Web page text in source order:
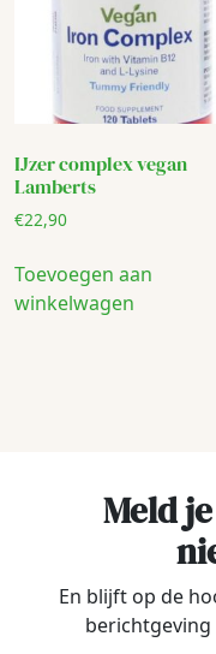
IJzer complex vegan
Lamberts
€22,90
Toevoegen aan
winkelwagen
Meld
En blijft op de